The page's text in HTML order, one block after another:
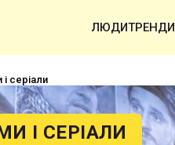
ЛЮДИТРЕНДИ
серіали
І СЕРІАЛИ